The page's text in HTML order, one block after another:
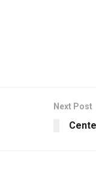
Next Post